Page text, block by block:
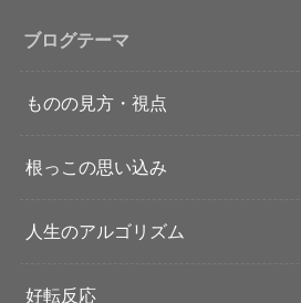
ブログテーマ
ものの見方・視点
根っこの思い込み
人生のアルゴリズム
好転反応